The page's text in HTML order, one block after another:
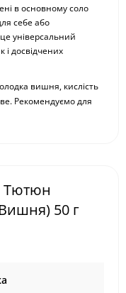
в основному соло
себе або
універсальний
і досвідчених
вишня, кислість
Рекомендуємо для
Тютюн
50 г